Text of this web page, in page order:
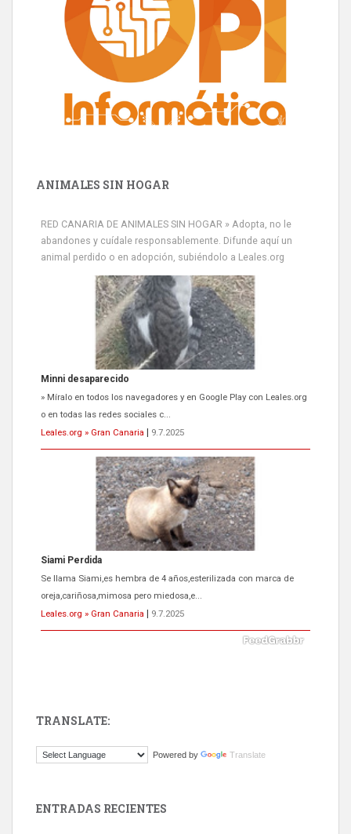
ANIMALES SIN HOGAR
RED CANARIA DE ANIMALES SIN HOGAR » Adopta, no le
abandones y cuídale responsablemente. Difunde aquí un
animal perdido o en adopción, subiéndolo a Leales.org
Siami Perdida
Se llama Siami,es hembra de 4 años,esterilizada con marca de
oreja,cariñosa,mimosa pero miedosa,e...
Leales.org » Gran Canaria
9.7.2025
ADOPCIÓN URGENTE GATA TEROR GRAN CANARIA
El ayuntamiento se va a llevar a Los Gatos callejeros de la zona los
próximos días, ella incluida...
Leales.org » Gran Canaria
9.7.2025
Este gato macho ha aparecido en la calle hace menos de un mes,
TRANSLATE:
Powered by Translate
ENTRADAS RECIENTES